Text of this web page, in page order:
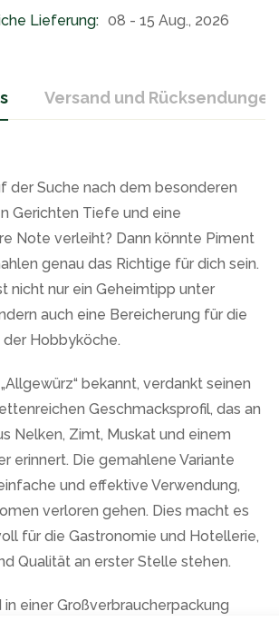
Lieferung: 08 - 15 Aug., 2026
Versand und Rücksendungen
der Suche nach dem besonderen
Gerichten Tiefe und eine
Note verleiht? Dann könnte Piment
genau das Richtige für dich sein.
nicht nur ein Geheimtipp unter
auch eine Bereicherung für die
Hobbyköche.
bekannt, verdankt seinen
Geschmacksprofil, das an
Nelken, Zimt, Muskat und einem
erinnert. Die gemahlene Variante
und effektive Verwendung,
verloren gehen. Dies macht es
für die Gastronomie und Hotellerie,
Qualität an erster Stelle stehen.
in einer Großverbraucherpackung